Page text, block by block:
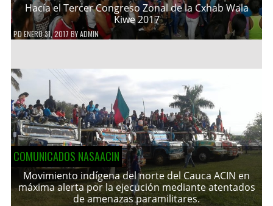
Hacía el Tercer Congreso Zonal de la Cxhab Wala
Kiwe 2017
PDENERO 31, 2017 BYADMIN
COMUNICADOS NASAACIN
Movimiento indígena del norte del Cauca ACIN en
máxima alerta por la ejecución mediante atentados
de amenazas paramilitares.